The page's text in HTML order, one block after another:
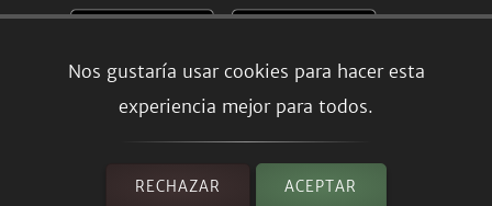
Nos gustaría usar cookies para hacer esta
experiencia mejor para todos.
RECHAZAR ACEPTAR